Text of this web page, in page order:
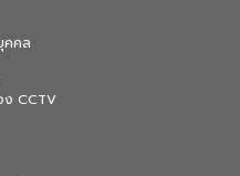
คคล
ง CCTV